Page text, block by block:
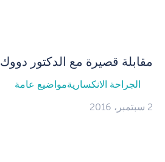
مقابلة قصيرة مع الدكتور دووك
الجراحة الانكساريةمواضيع عامة
2 سبتمبر، 2016